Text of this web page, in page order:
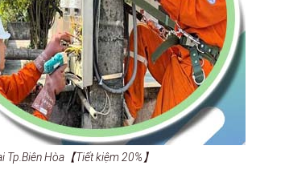
Tp.Biên Hòa【Tiết kiệm 20%】